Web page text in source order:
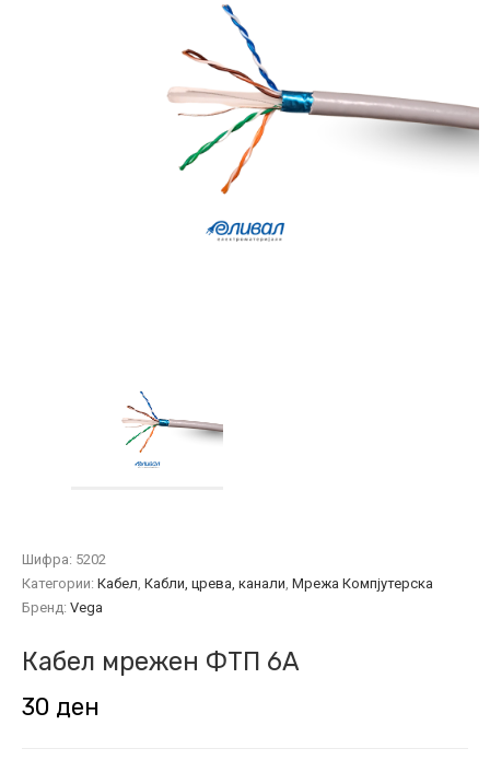
Шифра: 5202
Категории: Кабел Кабли, црева, канали Мрежа Компјутерска
Бренд: Vega
Кабел мрежен ФТП 6А
30 ден